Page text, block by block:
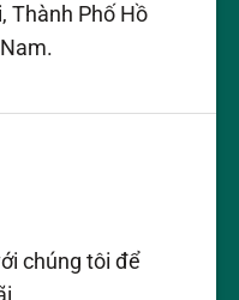
Thành Phố Hồ
chúng tôi để